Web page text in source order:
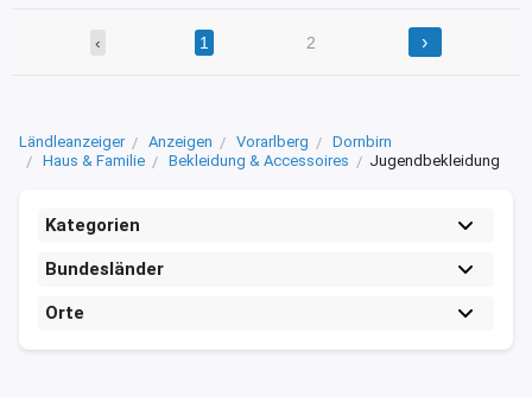
‹ 1 2 ›
Ländleanzeiger Anzeigen Vorarlberg
Dornbirn
Haus & Familie
Bekleidung & Accessoires Jugendbekleidung
Kategorien
Bundesländer
Orte